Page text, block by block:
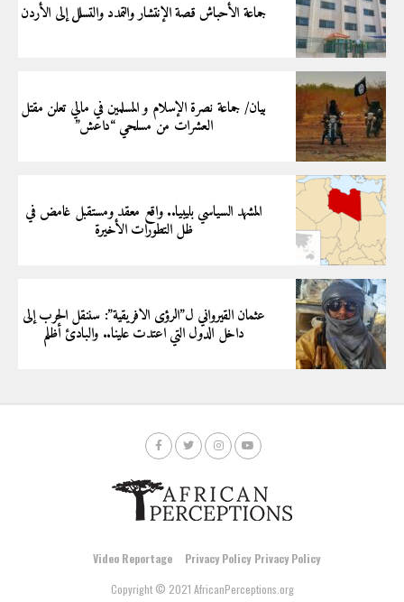
جماعة الأحباش قصة الإنتشار والتمدد والتسلل إلى الأردن
بيان/ جماعة نصرة الإسلام و المسلمين في مالي تعلن مقتل
العشرات من مسلحي “داعش”
المشهد السياسي بليبيا.. واقع معقد ومستقبل غامض في
ظل التطورات الأخيرة
عثمان القيرواني ل”الرؤى الافريقية”: سننقل الحرب إلى
داخل الدول التي اعتدت علينا.. والبادئ أظلم
Privacy Policy
Privacy Policy
Video Reportage
Copyright © 2021 AfricanPerceptions.org